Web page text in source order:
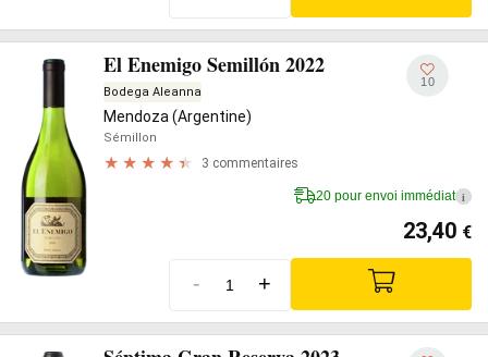
El Enemigo Semillón 2022
Bodega Aleanna
Mendoza (Argentine)
Sémillon
3 commentaires
10
20 pour envoi immédiat i
23,40 €
- +